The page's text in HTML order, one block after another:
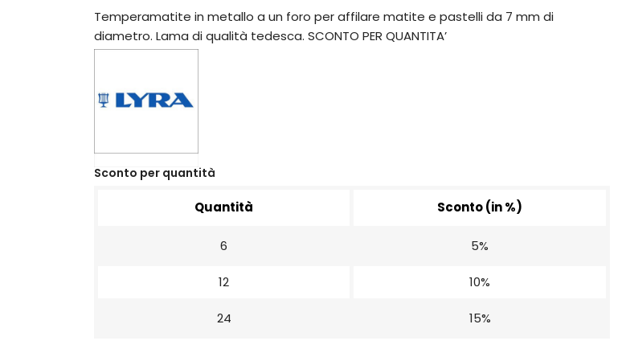
Temperamatite in metallo a un foro per affilare matite e pastelli da 7 mm di
diametro. Lama di qualità tedesca. SCONTO PER QUANTITA’
Sconto per quantità
Quantità Sconto (in %)
6 5%
12 10%
24 15%